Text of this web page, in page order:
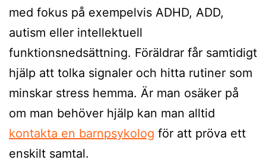
med fokus på exempelvis ADHD, ADD,
autism eller intellektuell
funktionsnedsättning. Föräldrar får samtidigt
hjälp att tolka signaler och hitta rutiner som
minskar stress hemma. Är man osäker på
om man behöver hjälp kan man alltid
kontakta en barnpsykolog för att pröva ett
enskilt samtal.